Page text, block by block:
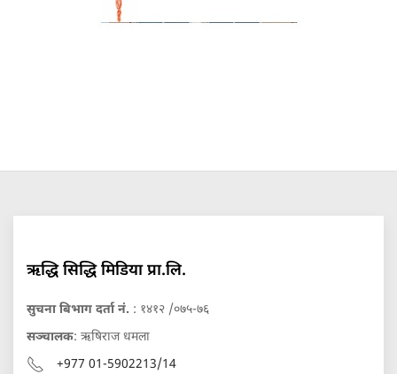
ऋद्धि सिद्धि मिडिया प्रा.लि.
सुचना बिभाग दर्ता नं. : १४१२ /०७५-७६
सञ्चालक: ऋषिराज धमला
+977 01-5902213/14